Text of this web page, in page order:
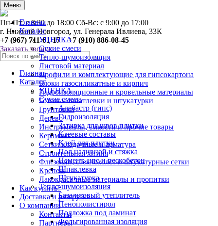
Меню
Главная
Каталог
УЦЕНКА
Сухие смеси
Тепло-шумоизоляция
Листовой материал
Профили и комплектующие для гипсокартона
Блоки газосиликатные и кирпич
Гидроизоляционные и кровельные материалы
Готовые шпатлевки и штукатурки
Грунтовки
Дерево
Инструменты, ёмкости и прочие товары
Керамзит
Сетки кладочные и арматура
Строительная химия
Флизелин, стеклохолст и штукатурные сетки
Крепеж
Лакокрасочные материалы и пропитки
Как купить?
Доставка и разгрузка
О компании
Контакты
Партнеры
0
Пн-Пт: с 8:30 до 18:00 Сб-Вс: с 9:00 до 17:00
г. Нижний Новгород, ул. Генерала Ивлиева, 33К
+7 (967) 711-61-17 +7 (910) 886-08-45
Заказать звонок
Главная
Каталог
УЦЕНКА
Сухие смеси
Алебастр (гипс)
Гидроизоляция
Затирка для швов плитки
Клеевые составы
Клей для плитки
Пол наливной и стяжка
Цемент, цпс и пескобетон
Шпаклевка
Штукатурка
Тепло-шумоизоляция
Базальтовый утеплитель
Пенополистирол
Подложка под ламинат
Фольгированная изоляция